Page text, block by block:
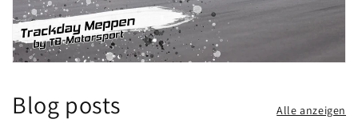
Blog posts Alle anzeigen